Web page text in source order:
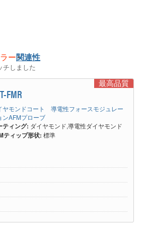
ー関連性
チしました
最高品質
FMR
ヤモンドコート 導電性フォースモジュレー
ンAFMプローブ
ティング: ダイヤモンド,導電性ダイヤモンド
ティップ形状: 標準